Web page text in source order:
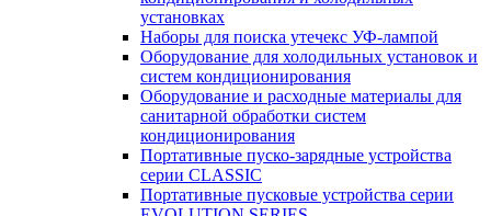
установках
Наборы для поиска утечекс УФ-лампой
Оборудование для холодильных установок и
систем кондиционирования
Оборудование и расходные материалы для
санитарной обработки систем
кондиционирования
Портативные пуско-зарядные устройства
серии CLASSIC
Портативные пусковые устройства серии